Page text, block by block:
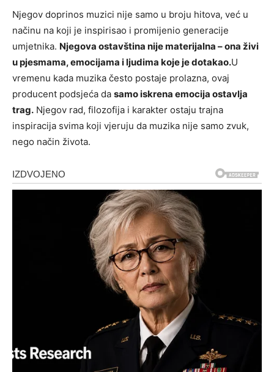
Njegov doprinos muzici nije samo u broju hitova, već u
načinu na koji je inspirisao i promijenio generacije
umjetnika. Njegova ostavština nije materijalna – ona živi
u pjesmama, emocijama i ljudima koje je dotakao.U
vremenu kada muzika često postaje prolazna, ovaj
producent podsjeća da samo iskrena emocija ostavlja
trag. Njegov rad, filozofija i karakter ostaju trajna
inspiracija svima koji vjeruju da muzika nije samo zvuk,
nego način života.